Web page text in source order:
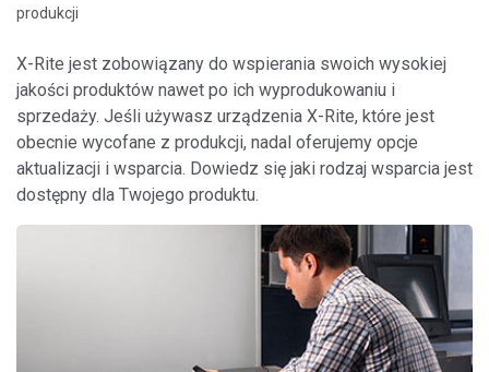
produkcji
X-Rite jest zobowiązany do wspierania swoich wysokiej
jakości produktów nawet po ich wyprodukowaniu i
sprzedaży. Jeśli używasz urządzenia X-Rite, które jest
obecnie wycofane z produkcji, nadal oferujemy opcje
aktualizacji i wsparcia. Dowiedz się jaki rodzaj wsparcia jest
dostępny dla Twojego produktu.